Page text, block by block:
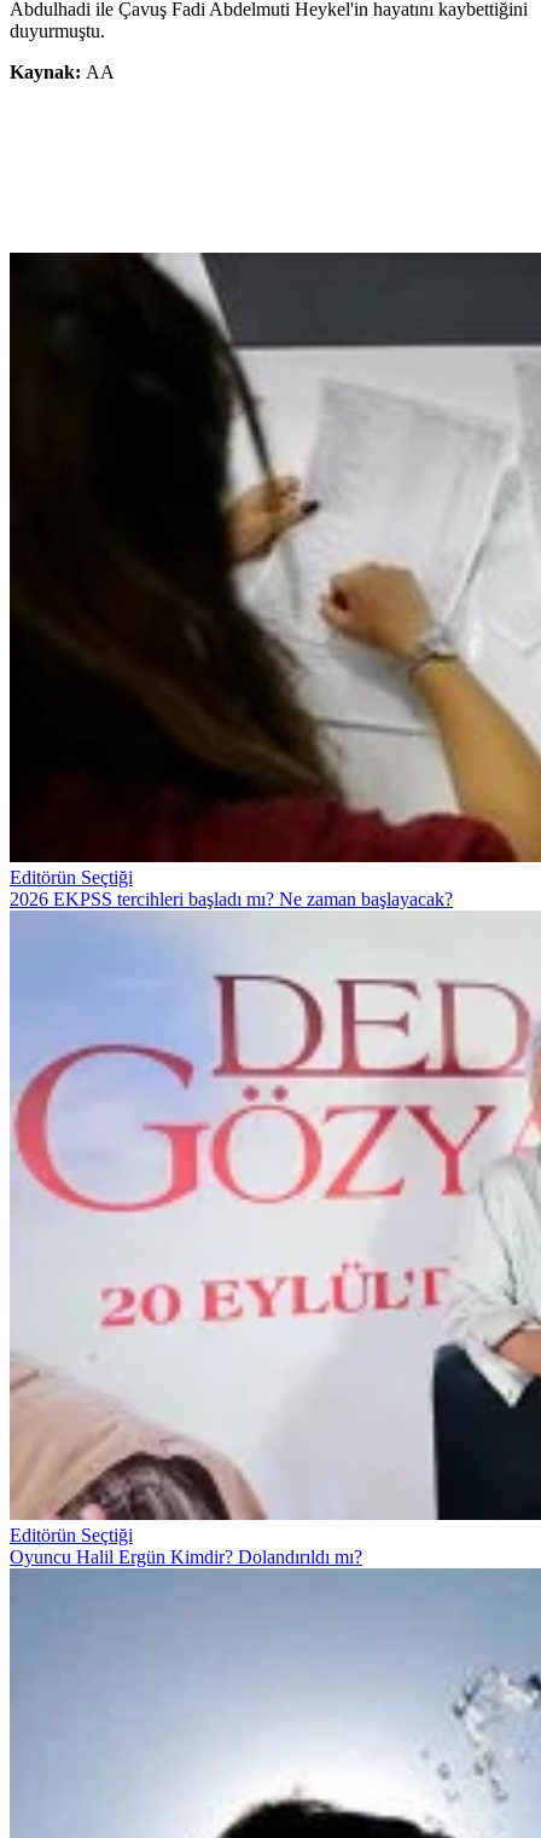
Abdulhadi ile Çavuş Fadi Abdelmuti Heykel'in hayatını kaybettiğini
duyurmuştu.
Kaynak: AA
Editörün Seçtiği
2026 EKPSS tercihleri başladı mı? Ne zaman başlayacak?
Editörün Seçtiği
Oyuncu Halil Ergün Kimdir? Dolandırıldı mı?